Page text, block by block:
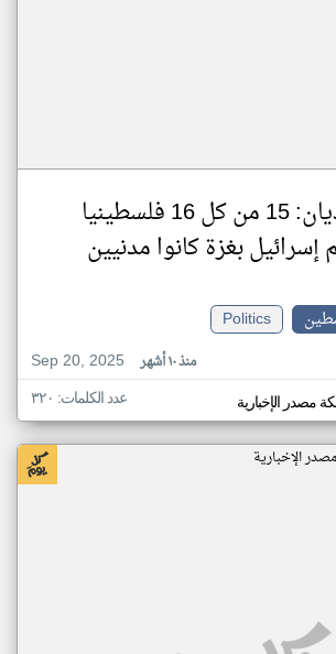
الغارديان: 15 من كل 16 فلسطينيا
إسرائيل بغزة كانوا مدنيين
Politics
Sep 20, 2025
منذ ١٠ أشهر
مصدر الإخبارية عدد الكلمات: ٣٢٠
الإخبارية